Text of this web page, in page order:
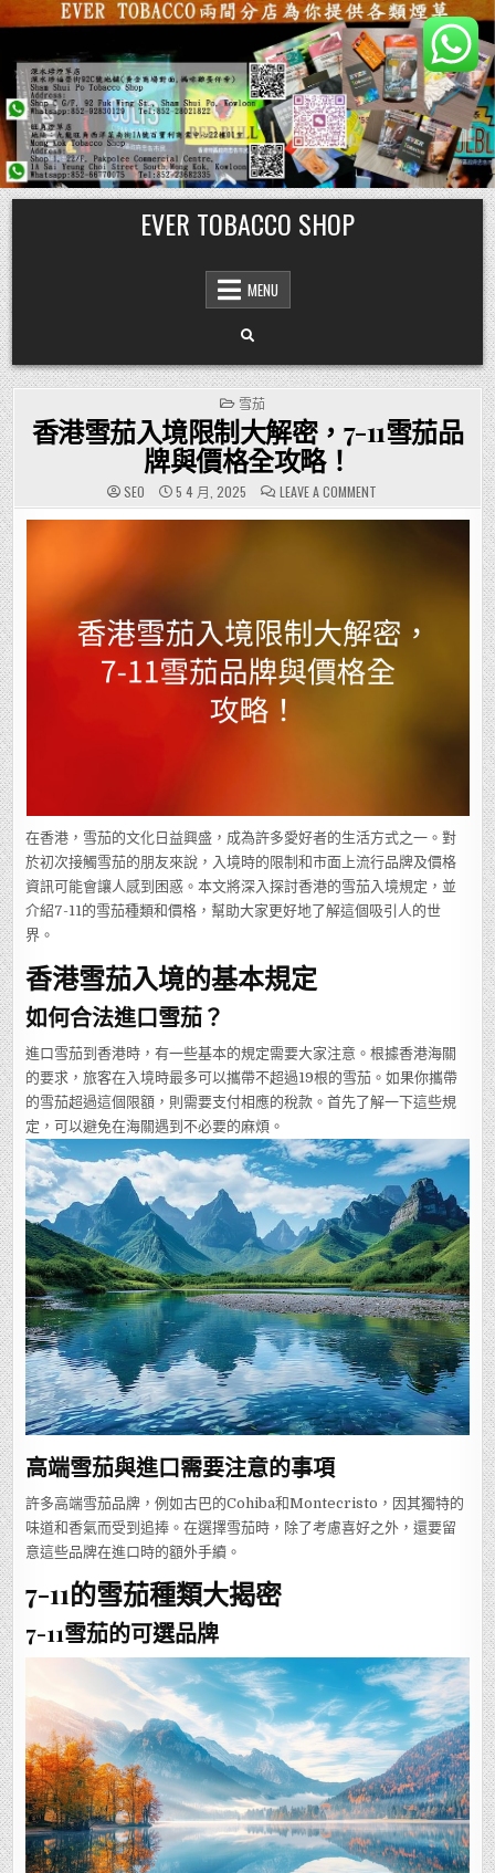
Skip
to
content
EVER TOBACCO SHOP
MENU
POSTED
IN
雪茄
香港雪茄入境限制大解密，7-11雪茄品
牌與價格全攻略！
SEO 5 4 月, 2025 LEAVE A COMMENT
香
港
解
密，
7-
11
雪
茄
在香港，雪茄的文化日益興盛，成為許多愛好者的生活方式之一。對
於初次接觸雪茄的朋友來說，入境時的限制和市面上流行品牌及價格
資訊可能會讓人感到困惑。本文將深入探討香港的雪茄入境規定，並
介紹7-11的雪茄種類和價格，幫助大家更好地了解這個吸引人的世
界。
香港雪茄入境的基本規定
如何合法進口雪茄？
進口雪茄到香港時，有一些基本的規定需要大家注意。根據香港海關
的要求，旅客在入境時最多可以攜帶不超過19根的雪茄。如果你攜帶
的雪茄超過這個限額，則需要支付相應的稅款。首先了解一下這些規
定，可以避免在海關遇到不必要的麻煩。
高端雪茄與進口需要注意的事項
許多高端雪茄品牌，例如古巴的Cohiba和Montecristo，因其獨特的
味道和香氣而受到追捧。在選擇雪茄時，除了考慮喜好之外，還要留
意這些品牌在進口時的額外手續。
7-11的雪茄種類大揭密
7-11雪茄的可選品牌